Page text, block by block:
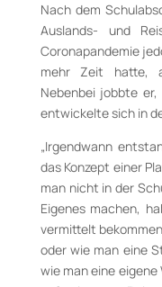
Nach dem
Auslands- und
Coronapandemie
mehr Zeit hatte,
Nebenbei jobbte
entwickelte sich in
„Irgendwann
das Konzept einer
man nicht in der
Eigenes machen,
vermittelt
oder wie man eine
wie man eine